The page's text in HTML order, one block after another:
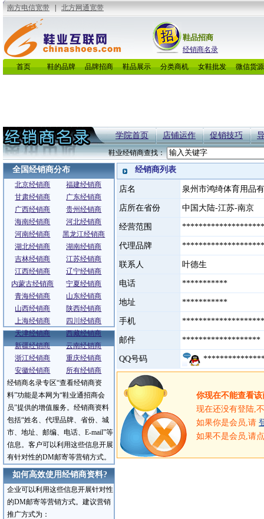
鞋品招商
经销商名录
首页 鞋的品牌 品牌招商 鞋品展示 分类商机 女鞋批发 微信货源
学院首页 店铺运作 促销技巧
鞋业经销商查找：
全国经销商分布
北京经销商
福建经销商
甘肃经销商
广东经销商
广西经销商
贵州经销商
海南经销商
河北经销商
河南经销商
黑龙江经销商
湖北经销商
湖南经销商
吉林经销商
江苏经销商
江西经销商
辽宁经销商
内蒙古经销商
宁夏经销商
青海经销商
山东经销商
山西经销商
陕西经销商
上海经销商
四川经销商
天津经销商
西藏经销商
新疆经销商
云南经销商
浙江经销商
重庆经销商
安徽经销商
所有经销商
服务介绍
经销商名录专区“查看经销商资
料”功能是本网为“鞋业通招商会
员”提供的增值服务。经销商资料
包括“姓名、代理品牌、省份、城
市、地址、邮编、电话、E-mail”等
信息。客户可以利用这些信息开展
有针对性的DM邮寄等营销方式。
如何高效使用经销商资料?
企业可以利用这些信息开展针对性
的DM邮寄等营销方式。建议营销
推广方式为：
经销商列表
店名 泉州市鸿绮体育用品
店所在省份 中国大陆-江苏-南京
经营范围
代理品牌
联系人 叶德生
电话 ***********
地址 ***********
手机
邮件
QQ号码
你现在不能查看
现在还没有登陆,
如果你是会员,请
如果不是会员,请